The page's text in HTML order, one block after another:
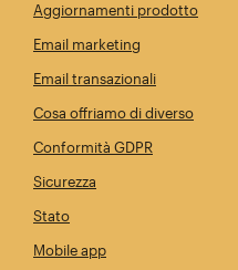
Aggiornamenti prodotto
Email marketing
Email transazionali
Cosa offriamo di diverso
Conformità GDPR
Sicurezza
Stato
Mobile app